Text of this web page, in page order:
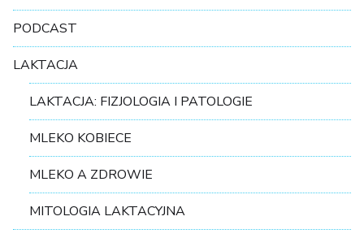
PODCAST
LAKTACJA
LAKTACJA: FIZJOLOGIA I PATOLOGIE
MLEKO KOBIECE
MLEKO A ZDROWIE
MITOLOGIA LAKTACYJNA